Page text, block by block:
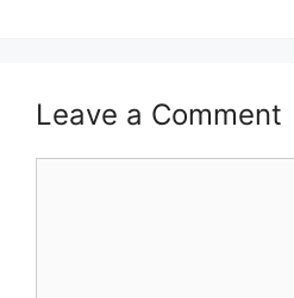
Leave a Comment